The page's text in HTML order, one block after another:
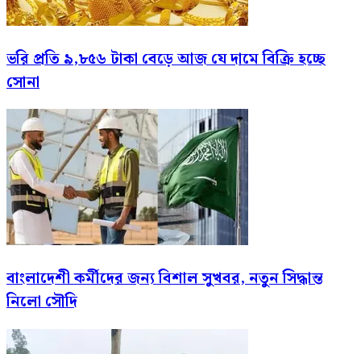
ভরি প্রতি ৯,৮৫৬ টাকা বেড়ে আজ যে দামে বিক্রি হচ্ছে
সোনা
বাংলাদেশী কর্মীদের জন্য বিশাল সুখবর, নতুন সিদ্ধান্ত
নিলো সৌদি